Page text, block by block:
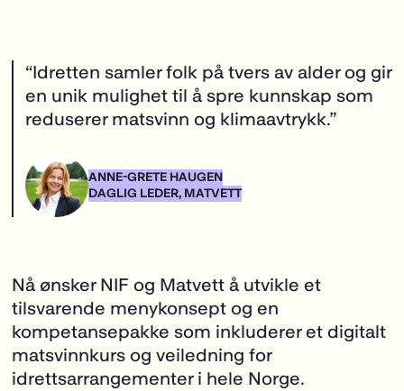
Nå ønsker NIF og Matvett å utvikle et
tilsvarende menykonsept og en
kompetansepakke som inkluderer et digitalt
matsvinnkurs og veiledning for
idrettsarrangementer i hele Norge.